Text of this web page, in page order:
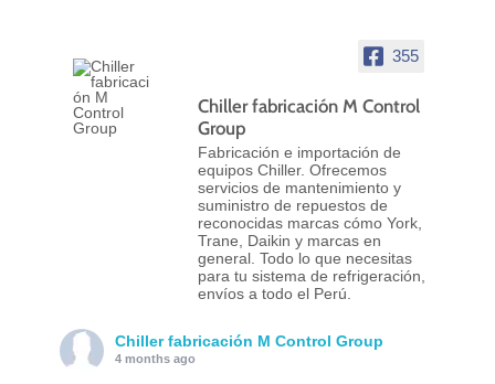
355
Chiller fabricación M Control
Group
Fabricación e importación de
equipos Chiller. Ofrecemos
servicios de mantenimiento y
suministro de repuestos de
reconocidas marcas cómo York,
Trane, Daikin y marcas en
general. Todo lo que necesitas
para tu sistema de refrigeración,
envíos a todo el Perú.
Chiller fabricación M Control Group
4 months ago